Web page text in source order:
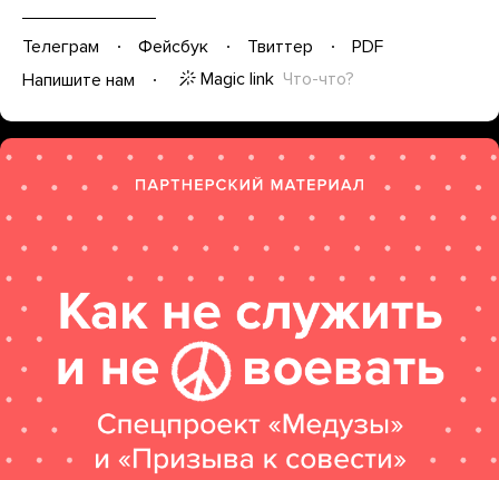
Телеграм Фейсбук Твиттер
PDF
Напишите нам
Magic link Что-что?